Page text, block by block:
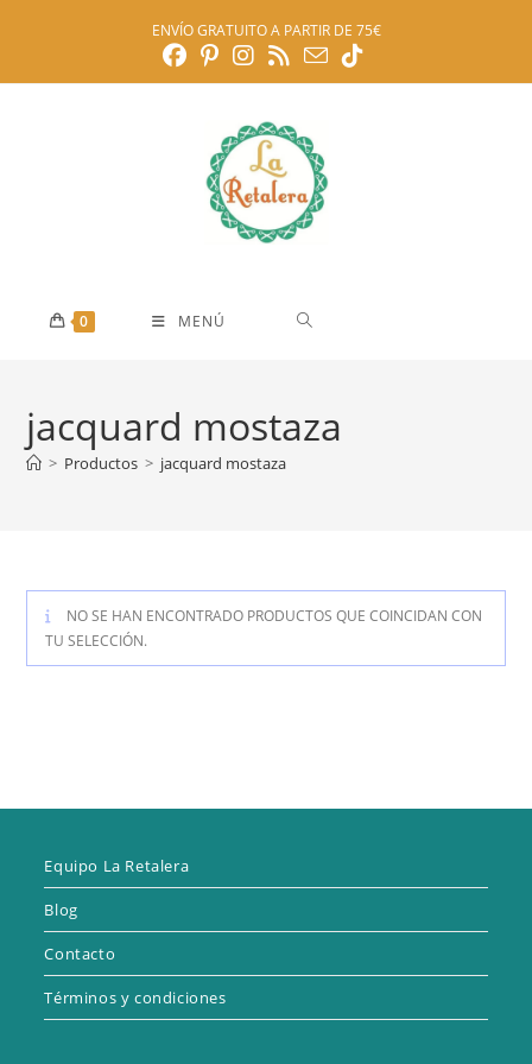
ENVÍO GRATUITO A PARTIR DE 75€
0 MENÚ
jacquard mostaza
> Productos > jacquard mostaza
NO SE HAN ENCONTRADO PRODUCTOS QUE COINCIDAN CON
TU SELECCIÓN.
Equipo La Retalera
Blog
Contacto
Términos y condiciones